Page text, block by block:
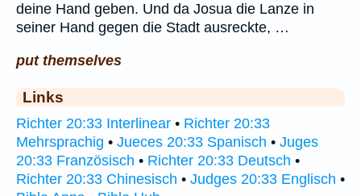
deine Hand geben. Und da Josua die Lanze in
seiner Hand gegen die Stadt ausreckte, …
put themselves
Links
Richter 20:33 Interlinear • Richter 20:33
Mehrsprachig • Jueces 20:33 Spanisch • Juges
20:33 Französisch • Richter 20:33 Deutsch •
Richter 20:33 Chinesisch • Judges 20:33 Englisch •